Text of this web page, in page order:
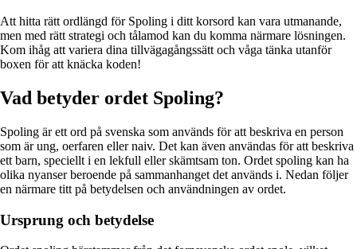
Att hitta rätt ordlängd för Spoling i ditt korsord kan vara utmanande,
men med rätt strategi och tålamod kan du komma närmare lösningen.
Kom ihåg att variera dina tillvägagångssätt och våga tänka utanför
boxen för att knäcka koden!
Vad betyder ordet Spoling?
Spoling är ett ord på svenska som används för att beskriva en person
som är ung, oerfaren eller naiv. Det kan även användas för att beskriva
ett barn, speciellt i en lekfull eller skämtsam ton. Ordet spoling kan ha
olika nyanser beroende på sammanhanget det används i. Nedan följer
en närmare titt på betydelsen och användningen av ordet.
Ursprung och betydelse